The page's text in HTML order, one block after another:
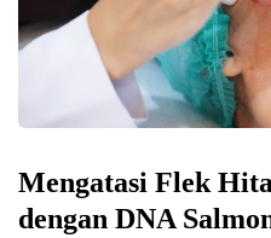
Mengatasi Flek
dengan DNA